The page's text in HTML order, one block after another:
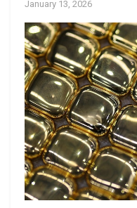
January 13, 2026